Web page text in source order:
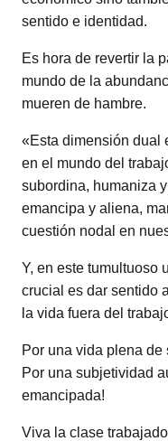
sentido e identidad.
Es hora de revertir la
mundo de la
mueren de hambre.
«Esta dimensión dual
en el mundo del
subordina, humaniza
emancipa y aliena,
cuestión nodal en
Y, en este tumultuoso
crucial es dar sentido
la vida fuera del
Por una vida plena de
Por una subjetividad
emancipada!
Viva la clase